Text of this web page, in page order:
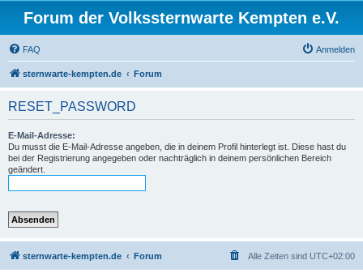
Forum der Volkssternwarte Kempten e.V.
FAQ Anmelden
sternwarte-kempten.de Forum
RESET_PASSWORD
E-Mail-Adresse:
Du musst die E-Mail-Adresse angeben, die in deinem Profil hinterlegt ist. Diese hast du
bei der Registrierung angegeben oder nachträglich in deinem persönlichen Bereich
geändert.
sternwarte-kempten.de Forum Alle Zeiten sind UTC+02:00